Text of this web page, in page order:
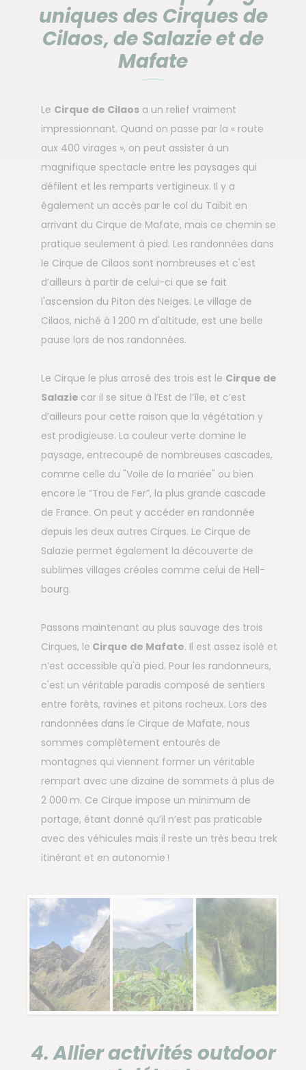
uniques des Cirques de
Cilaos, de Salazie et de
Mafate
Le Cirque de Cilaos a un relief vraiment
impressionnant. Quand on passe par la « route
aux 400 virages », on peut assister à un
magnifique spectacle entre les paysages qui
défilent et les remparts vertigineux. Il y a
également un accès par le col du Taïbit en
arrivant du Cirque de Mafate, mais ce chemin se
pratique seulement à pied. Les randonnées dans
le Cirque de Cilaos sont nombreuses et c'est
d’ailleurs à partir de celui-ci que se fait
l'ascension du Piton des Neiges. Le village de
Cilaos, niché à 1 200 m d'altitude, est une belle
pause lors de nos randonnées.
Le Cirque le plus arrosé des trois est le Cirque de
Salazie car il se situe à l’Est de l’île, et c’est
d’ailleurs pour cette raison que la végétation y
est prodigieuse. La couleur verte domine le
paysage, entrecoupé de nombreuses cascades,
comme celle du "Voile de la mariée" ou bien
encore le “Trou de Fer”, la plus grande cascade
de France. On peut y accéder en randonnée
depuis les deux autres Cirques. Le Cirque de
Salazie permet également la découverte de
sublimes villages créoles comme celui de Hell-
bourg.
Passons maintenant au plus sauvage des trois
Cirques, le Cirque de Mafate. Il est assez isolé et
n’est accessible qu'à pied. Pour les randonneurs,
c'est un véritable paradis composé de sentiers
entre forêts, ravines et pitons rocheux. Lors des
randonnées dans le Cirque de Mafate, nous
sommes complètement entourés de
montagnes qui viennent former un véritable
rempart avec une dizaine de sommets à plus de
2 000 m. Ce Cirque impose un minimum de
portage, étant donné qu’il n’est pas praticable
avec des véhicules mais il reste un très beau trek
itinérant et en autonomie !
4. Allier activités outdoor